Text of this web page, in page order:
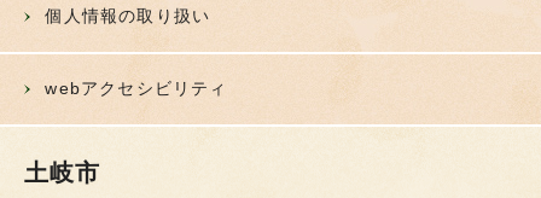
個人情報の取り扱い
webアクセシビリティ
土岐市